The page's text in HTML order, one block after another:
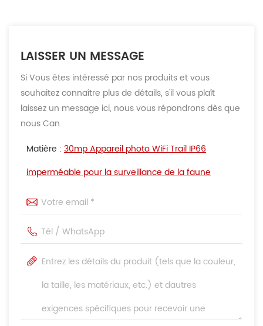
LAISSER UN MESSAGE
Si Vous êtes intéressé par nos produits et vous
souhaitez connaître plus de détails, s'il vous plaît
laissez un message ici, nous vous répondrons dès que
nous Can.
Matière : 30mp Appareil photo WiFi Trail IP66
imperméable pour la surveillance de la faune